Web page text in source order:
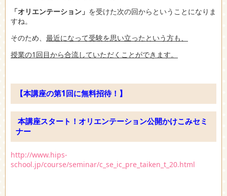
「オリエンテーション」 を受けた次の回からということになりま
すね。
そのため、 最近になって受験を思い立ったという方も、
授業の1回目から合流していただくことができます。
【本講座の第1回に無料招待！】
本講座スタート！オリエンテーション公開かけこみセミ
ナー
http://www.hips-
school.jp/course/seminar/c_se_ic_pre_taiken_t_20.html